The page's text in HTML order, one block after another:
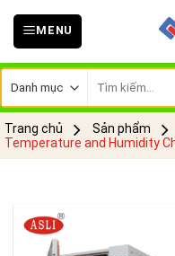
Skip
MENU
kiếm:
Trang chủ Sản phẩm
Temperature and Humidity